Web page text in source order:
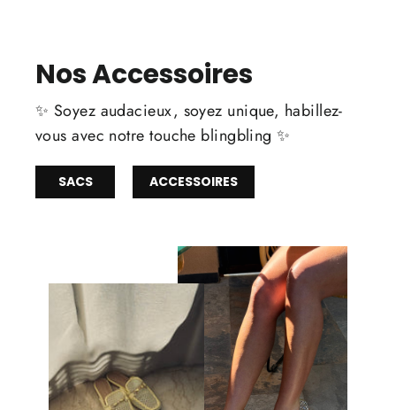
Nos Accessoires
✨ Soyez audacieux, soyez unique, habillez-
vous avec notre touche blingbling ✨
SACS ACCESSOIRES